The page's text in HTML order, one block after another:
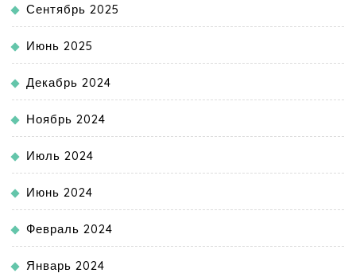
Сентябрь 2025
Июнь 2025
Декабрь 2024
Ноябрь 2024
Июль 2024
Июнь 2024
Февраль 2024
Январь 2024